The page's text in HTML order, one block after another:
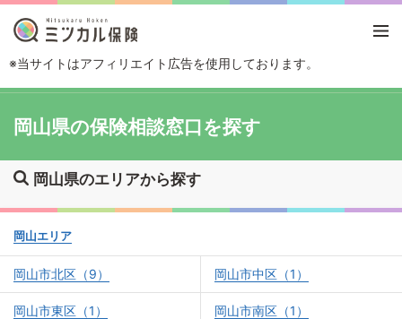
※当サイトはアフィリエイト広告を使用しております。
岡山県の保険相談窓口を探す
岡山県のエリアから探す
岡山エリア
岡山市北区（9） 岡山市中区（1）
岡山市東区（1） 岡山市南区（1）